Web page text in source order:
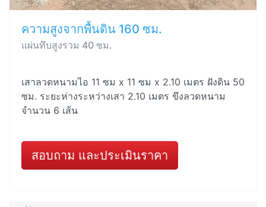
ความสูงจากพื้นดิน 160 ซม.
แผ่นทึบสูงรวม 40 ซม.
เสาลวดหนามไอ 11 ซม x 11 ซม x 2.10 เมตร ฝังดิน 50
ซม. ระยะห่างระหว่างเสา 2.10 เมตร ขึงลวดหนาม
จำนวน 6 เส้น
สอบถาม และประเมินราคา